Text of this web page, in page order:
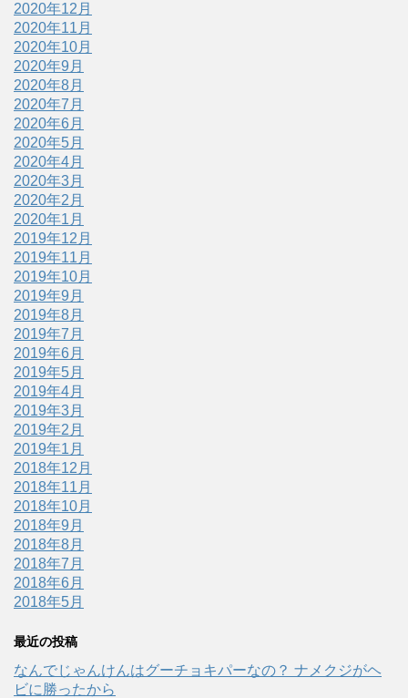
2020年12月
2020年11月
2020年10月
2020年9月
2020年8月
2020年7月
2020年6月
2020年5月
2020年4月
2020年3月
2020年2月
2020年1月
2019年12月
2019年11月
2019年10月
2019年9月
2019年8月
2019年7月
2019年6月
2019年5月
2019年4月
2019年3月
2019年2月
2019年1月
2018年12月
2018年11月
2018年10月
2018年9月
2018年8月
2018年7月
2018年6月
2018年5月
最近の投稿
なんでじゃんけんはグーチョキパーなの？ ナメクジがヘ
ビに勝ったから